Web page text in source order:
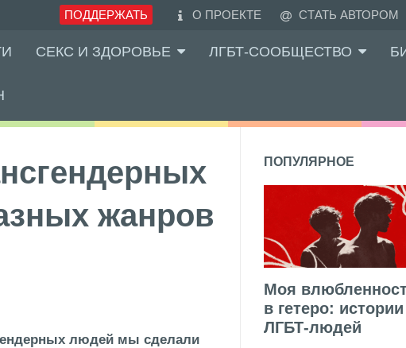
ПОДДЕРЖАТЬ О ПРОЕКТЕ СТАТЬ АВТОРОМ
СЕКС И ЗДОРОВЬЕ ЛГБТ-СООБЩЕСТВО
жанров
людей мы сделали
ПОПУЛЯРНОЕ
Моя
в гетеро: истории
ЛГБТ-людей